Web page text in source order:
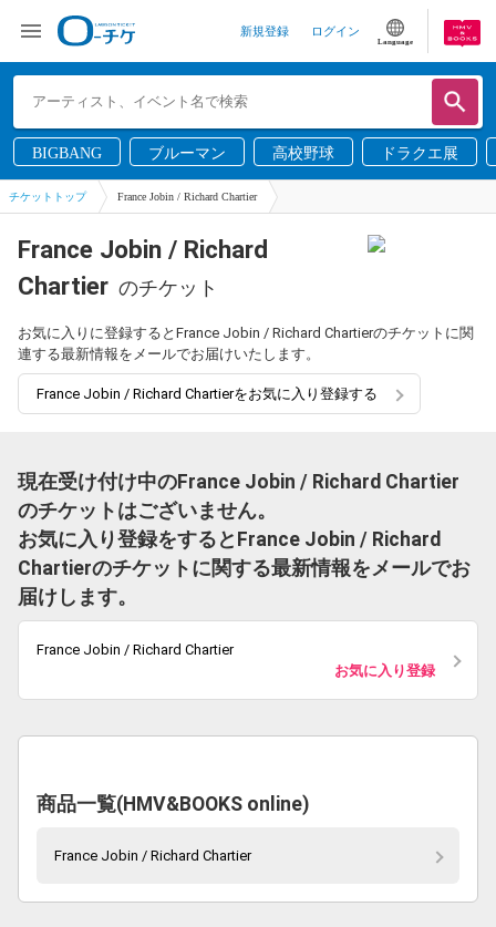
新規登録 ログイン
Language
BIGBANG ブルーマン 高校野球 ドラクエ展
チケットトップ France Jobin / Richard Chartier
France Jobin / Richard
Chartier のチケット
お気に入りに登録するとFrance Jobin / Richard Chartierのチケットに関
連する最新情報をメールでお届けいたします。
France Jobin / Richard Chartierをお気に入り登録する
現在受け付け中のFrance Jobin / Richard Chartier
のチケットはございません。
お気に入り登録をするとFrance Jobin / Richard
Chartierのチケットに関する最新情報をメールでお
届けします。
France Jobin / Richard Chartier
お気に入り登録
商品一覧(HMV&BOOKS online)
France Jobin / Richard Chartier